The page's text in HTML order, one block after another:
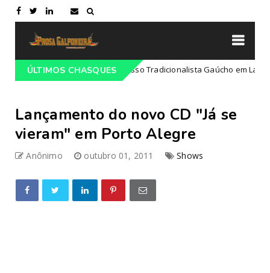
ÚLTIMOS CHASQUES
Programação do 68º Congresso Tradicionalista Gaúcho em Lajeado-RS
Lançamento do novo CD "Já se
vieram" em Porto Alegre
Anônimo outubro 01, 2011 Shows